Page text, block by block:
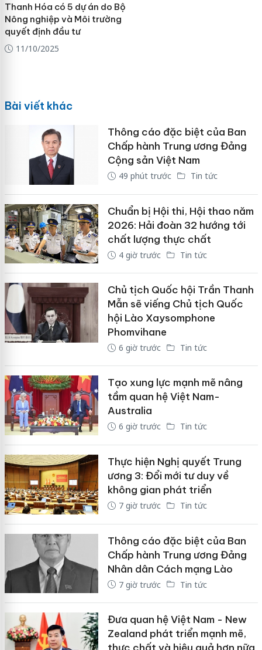
Thanh Hóa có 5 dự án do Bộ
Nông nghiệp và Môi trường
quyết định đầu tư
11/10/2025
Bài viết khác
Thông cáo đặc biệt của Ban
Chấp hành Trung ương Đảng
Cộng sản Việt Nam
49 phút trước Tin tức
Chuẩn bị Hội thi, Hội thao năm
2026: Hải đoàn 32 hướng tới
chất lượng thực chất
4 giờ trước Tin tức
Chủ tịch Quốc hội Trần Thanh
Mẫn sẽ viếng Chủ tịch Quốc
hội Lào Xaysomphone
Phomvihane
6 giờ trước Tin tức
Tạo xung lực mạnh mẽ nâng
tầm quan hệ Việt Nam-
Australia
6 giờ trước Tin tức
Thực hiện Nghị quyết Trung
ương 3: Đổi mới tư duy về
không gian phát triển
7 giờ trước Tin tức
Thông cáo đặc biệt của Ban
Chấp hành Trung ương Đảng
Nhân dân Cách mạng Lào
7 giờ trước Tin tức
Đưa quan hệ Việt Nam - New
Zealand phát triển mạnh mẽ,